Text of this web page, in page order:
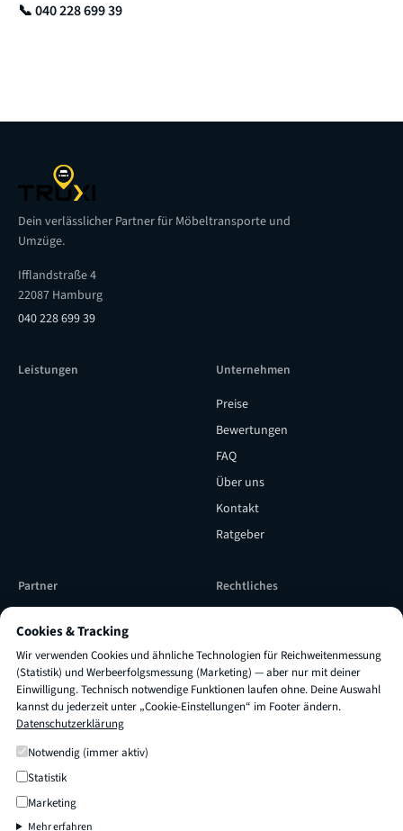
📞 040 228 699 39
Dein verlässlicher Partner für Möbeltransporte und
Umzüge.
Ifflandstraße 4
22087 Hamburg
040 228 699 39
Leistungen Unternehmen
Preise
Bewertungen
FAQ
Über uns
Kontakt
Ratgeber
Partner
Subunternehmer Login
TRUXI als Lieferpartner
engagieren
Rechtliches
Impressum
AGB
Datenschutz
© 2026 TRUXI
Cookies & Tracking
Wir verwenden Cookies und ähnliche Technologien für Reichweitenmessung
(Statistik) und Werbeerfolgsmessung (Marketing) — aber nur mit deiner
Einwilligung. Technisch notwendige Funktionen laufen ohne. Deine Auswahl
kannst du jederzeit unter „Cookie-Einstellungen“ im Footer ändern.
Datenschutzerklärung
Notwendig (immer aktiv)
Statistik
Marketing
Mehr erfahren